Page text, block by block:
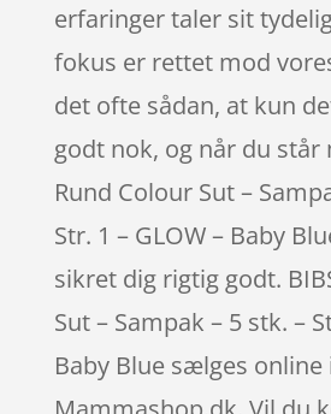
erfaringer taler sit
fokus er rettet mod
det ofte sådan, at kun
godt nok, og når du står
Rund Colour Sut –
Str. 1 – GLOW – Baby
sikret dig rigtig godt.
Sut – Sampak – 5 stk. –
Baby Blue sælges online